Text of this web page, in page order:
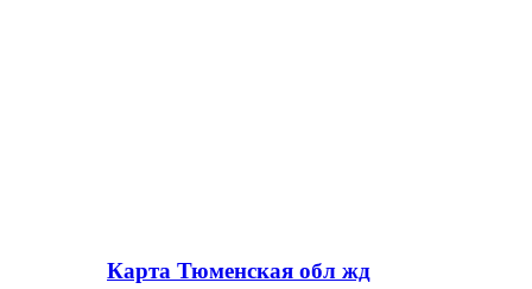
Карта Тюменская обл жд